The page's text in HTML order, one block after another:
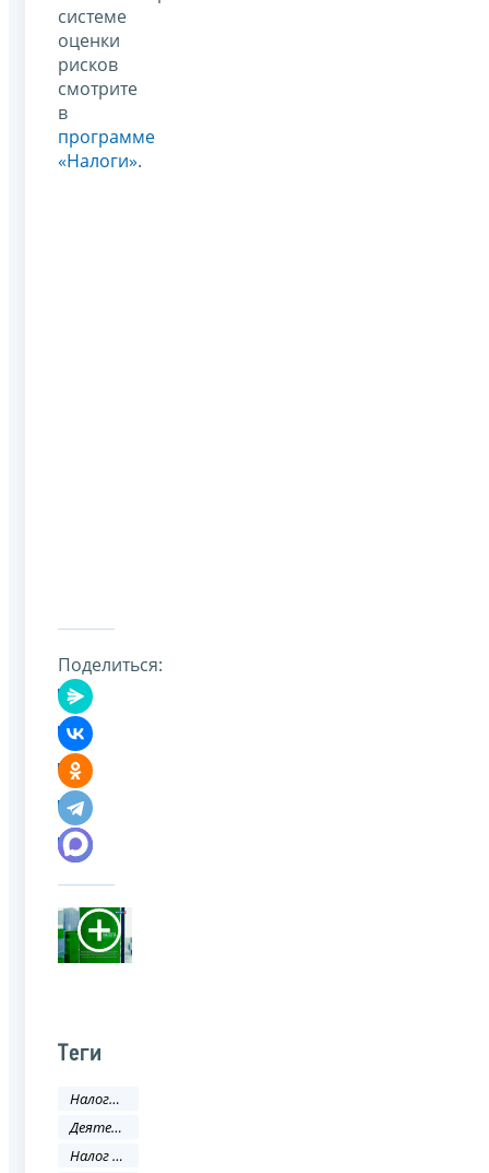
системе
оценки
рисков
смотрите
в
программе
«Налоги».
Поделиться:
Теги
Налоги и сборы
Деятельность ФНС
Налог на добавленную стоимость